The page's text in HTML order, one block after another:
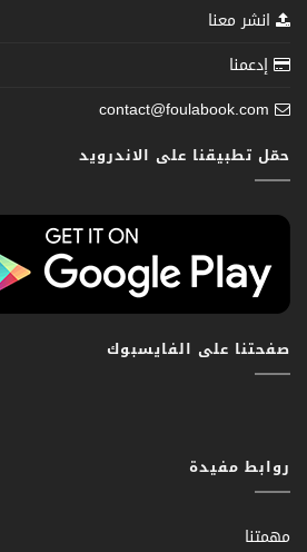
انشر معنا
إدعمنا
contact@foulabook.com
حمّل تطبيقنا على الاندرويد
صفحتنا على الفايسبوك
روابط مفيدة
مهمتنا